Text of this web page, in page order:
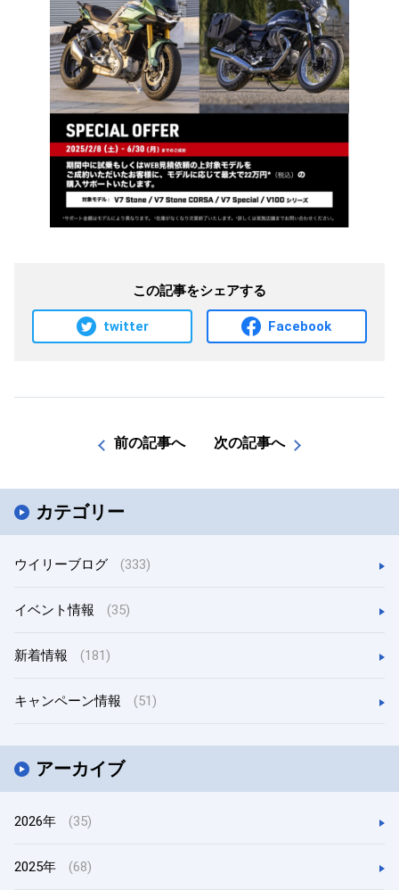
カテゴリー
ウイリーブログ (333)
イベント情報 (35)
新着情報 (181)
キャンペーン情報 (51)
アーカイブ
2026年 (35)
2025年 (68)
この記事をシェアする
twitter Facebook
前の記事へ 次の記事へ